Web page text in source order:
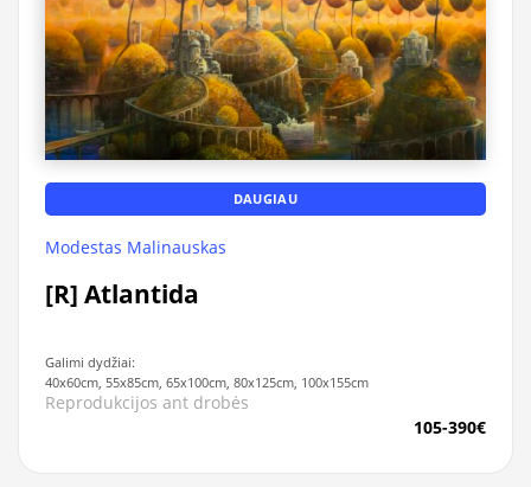
DAUGIAU
Modestas Malinauskas
[R] Atlantida
Galimi dydžiai:
40x60cm, 55x85cm, 65x100cm, 80x125cm, 100x155cm
Reprodukcijos ant drobės
105-390€